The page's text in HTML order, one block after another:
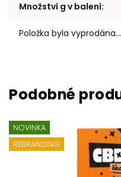
Množství g v balení:
Položka byla vyprodána…
NOVINKA
REBRANDING